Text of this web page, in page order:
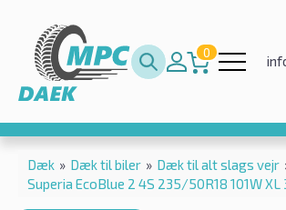
0
Dæk » Dæk til biler » Dæk til alt slags vejr
Superia EcoBlue 2 4S 235/50R18 101W XL